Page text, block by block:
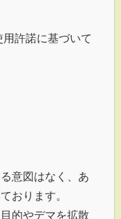
許諾に基づいて
意図はなく、あ
おります。
的やデマを拡散